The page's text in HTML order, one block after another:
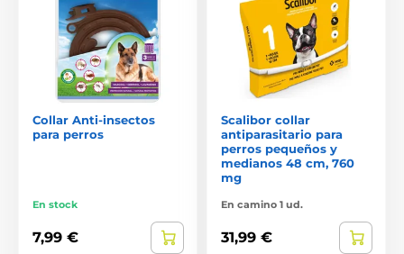
Collar Anti-insectos
para perros
En stock
7,99 €
Scalibor collar
antiparasitario para
perros pequeños y
medianos 48 cm, 760
mg
En camino 1 ud.
31,99 €